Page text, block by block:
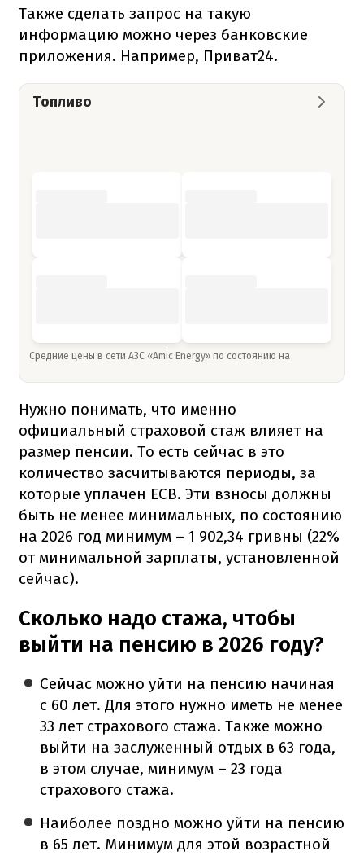
Также сделать запрос на такую
информацию можно через банковские
приложения. Например, Приват24.
Топливо
Средние цены в сети АЗС «Amic Energy» по состоянию на
Нужно понимать, что именно
официальный страховой стаж влияет на
размер пенсии. То есть сейчас в это
количество засчитываются периоды, за
которые уплачен ЕСВ. Эти взносы должны
быть не менее минимальных, по состоянию
на 2026 год минимум – 1 902,34 гривны (22%
от минимальной зарплаты, установленной
сейчас).
Сколько надо стажа, чтобы
выйти на пенсию в 2026 году?
Сейчас можно уйти на пенсию начиная
с 60 лет. Для этого нужно иметь не менее
33 лет страхового стажа. Также можно
выйти на заслуженный отдых в 63 года,
в этом случае, минимум – 23 года
страхового стажа.
Наиболее поздно можно уйти на пенсию
в 65 лет. Минимум для этой возрастной